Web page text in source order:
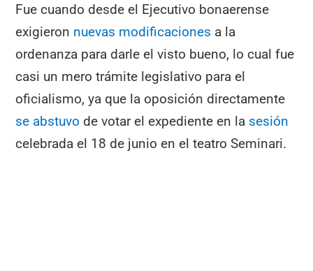
Fue cuando desde el Ejecutivo bonaerense
exigieron nuevas modificaciones a la
ordenanza para darle el visto bueno, lo cual fue
casi un mero trámite legislativo para el
oficialismo, ya que la oposición directamente
se abstuvo de votar el expediente en la sesión
celebrada el 18 de junio en el teatro Seminari.